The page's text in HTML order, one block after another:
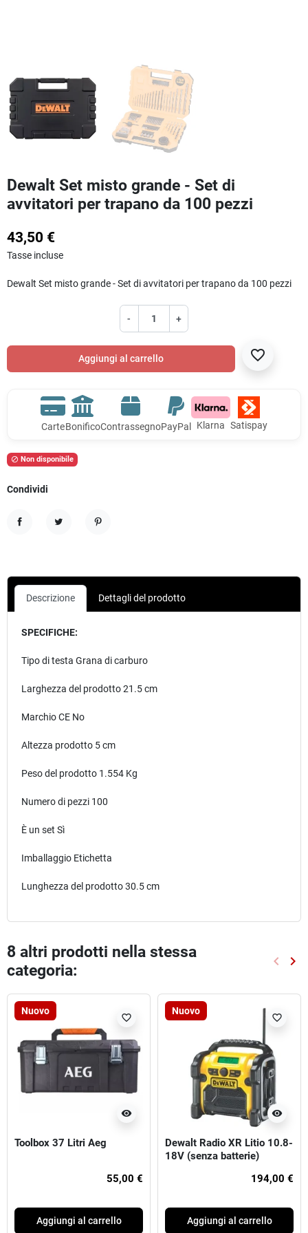
Dewalt Set misto grande - Set di
avvitatori per trapano da 100 pezzi
43,50 €
Tasse incluse
Dewalt Set misto grande - Set di avvitatori per trapano da 100 pezzi
- +
Aggiungi al carrello favorite_border
CarteBonificoContrassegnoPayPal Klarna Satispay
 Non disponibile
Condividi
Descrizione Dettagli del prodotto
SPECIFICHE:
Tipo di testa Grana di carburo
Larghezza del prodotto 21.5 cm
Marchio CE No
Altezza prodotto 5 cm
Peso del prodotto 1.554 Kg
Numero di pezzi 100
È un set Sì
Imballaggio Etichetta
Lunghezza del prodotto 30.5 cm
8 altri prodotti nella stessa
categoria:
keyboard_arrow_left keyboard_arrow_right
Nuovo
visibility
favorite_border
Toolbox 37 Litri Aeg
55,00 €
Aggiungi al carrello
Nuovo
visibility
favorite_border
Dewalt Radio XR Litio 10.8-
18V (senza batterie)
194,00 €
Aggiungi al carrello